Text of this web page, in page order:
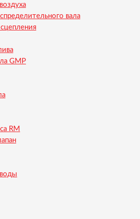
вала
GMP
RM